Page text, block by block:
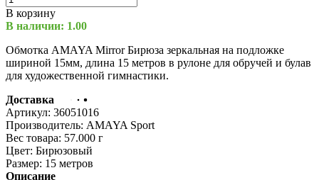
В корзину
В наличии: 1.00
Обмотка AMAYA Mirror Бирюза зеркальная на подложке
шириной 15мм, длина 15 метров в рулоне для обручей и булав
для художественной гимнастики.
Доставка
Артикул: 36051016
Производитель: AMAYA Sport
Вес товара: 57.000 г
Цвет: Бирюзовый
Размер: 15 метров
Описание